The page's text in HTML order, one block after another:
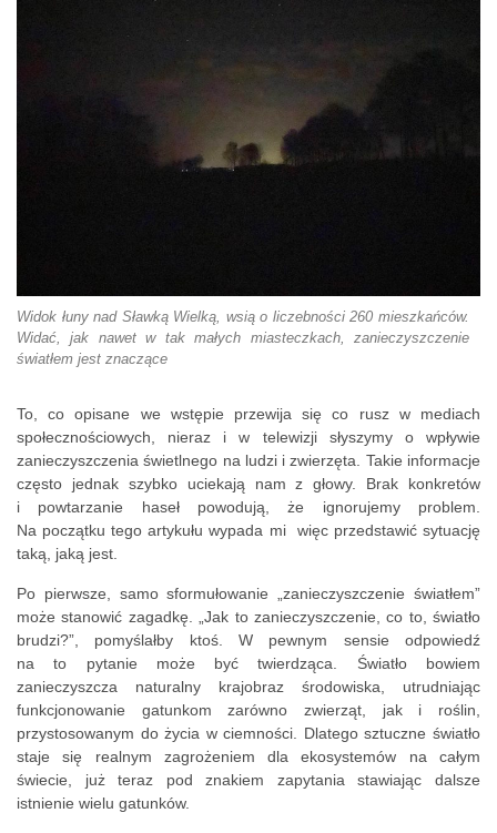
Widok łuny nad Sławką Wielką, wsią o liczebności 260 mieszkańców.
Widać, jak nawet w tak małych miasteczkach, zanieczyszczenie
światłem jest znaczące
To, co opisane we wstępie przewija się co rusz w mediach
społecznościowych, nieraz i w telewizji słyszymy o wpływie
zanieczyszczenia świetlnego na ludzi i zwierzęta. Takie informacje
często jednak szybko uciekają nam z głowy. Brak konkretów
i powtarzanie haseł powodują, że ignorujemy problem.
Na początku tego artykułu wypada mi więc przedstawić sytuację
taką, jaką jest.
Po pierwsze, samo sformułowanie „zanieczyszczenie światłem”
może stanowić zagadkę. „Jak to zanieczyszczenie, co to, światło
brudzi?”, pomyślałby ktoś. W pewnym sensie odpowiedź
na to pytanie może być twierdząca. Światło bowiem
zanieczyszcza naturalny krajobraz środowiska, utrudniając
funkcjonowanie gatunkom zarówno zwierząt, jak i roślin,
przystosowanym do życia w ciemności. Dlatego sztuczne światło
staje się realnym zagrożeniem dla ekosystemów na całym
świecie, już teraz pod znakiem zapytania stawiając dalsze
istnienie wielu gatunków.